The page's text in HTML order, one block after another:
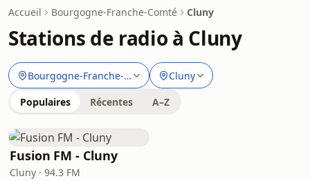
Accueil Bourgogne-Franche-Comté Cluny
Stations de radio à Cluny
Bourgogne-Franche-Comté Cluny
Populaires Récentes A–Z
Fusion FM - Cluny
Cluny · 94.3 FM